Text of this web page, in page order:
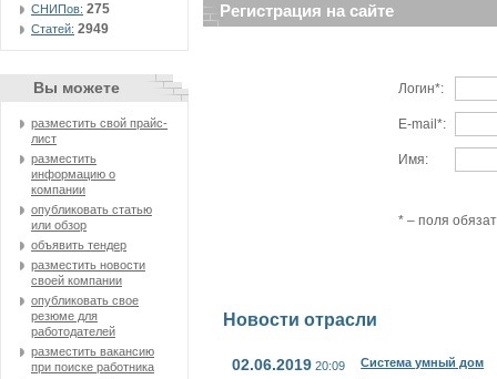
СНИПов: 275
Статей: 2949
Вы можете
разместить свой прайс-
лист
разместить
информацию о
компании
опубликовать статью
или обзор
объявить тендер
разместить новости
своей компании
опубликовать свое
резюме для
работодателей
разместить вакансию
при поиске работника
Регистрация на сайте
Логин*:
E-mail*:
Имя:
* – поля
Новости отрасли
02.06.2019 20:09
Система умный дом